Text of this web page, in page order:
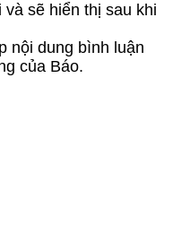
sẽ hiển thị sau khi
nội dung bình luận
của Báo.